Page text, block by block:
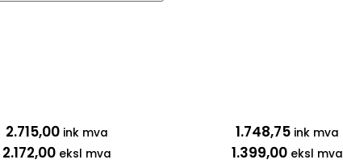
2.715,00 ink mva
2.172,00 eksl mva
1.748,75ink mva
1.399,00eksl mva